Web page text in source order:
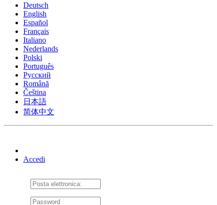
Deutsch
English
Español
Français
Italiano
Nederlands
Polski
Português
Pусский
Română
Čeština
日本語
简体中文
Accedi